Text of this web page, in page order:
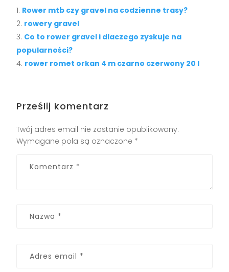
Rower mtb czy gravel na codzienne trasy?
rowery gravel
Co to rower gravel i dlaczego zyskuje na
popularności?
rower romet orkan 4 m czarno czerwony 20 l
Prześlij komentarz
Twój adres email nie zostanie opublikowany.
Wymagane pola są oznaczone *